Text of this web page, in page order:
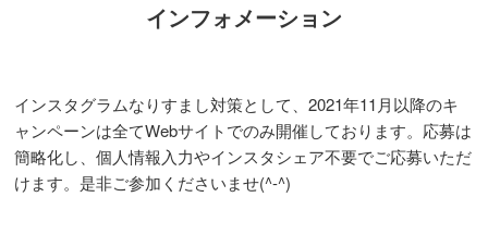
インフォメーション
インスタグラムなりすまし対策として、2021年11月以降のキ
ャンペーンは全てWebサイトでのみ開催しております。応募は
簡略化し、個人情報入力やインスタシェア不要でご応募いただ
けます。是非ご参加くださいませ(^-^)